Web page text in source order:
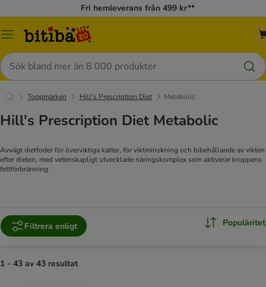
Fri hemleverans från 499 kr**
Meny
Sök
Toppmärken Hill's Prescription Diet Metabolic
Hill's Prescription Diet Metabolic
Avvägt dietfoder för överviktiga katter, för viktminskning och bibehållande av vikten
efter dieten, med vetenskapligt utvecklade näringskomplex som aktiverar kroppens
fettförbränning.
Filtrera enligt Populäritet
1 - 43 av 43 resultat